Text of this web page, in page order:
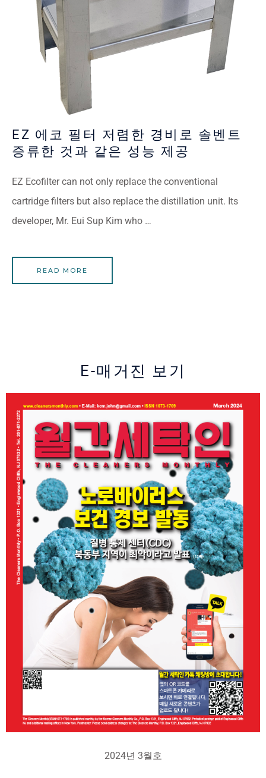
EZ 에코 필터 저렴한 경비로 솔벤트
증류한 것과 같은 성능 제공
EZ Ecofilter can not only replace the conventional
cartridge filters but also replace the distillation unit. Its
developer, Mr. Eui Sup Kim who …
READ MORE
E-매거진 보기
2024년 3월호